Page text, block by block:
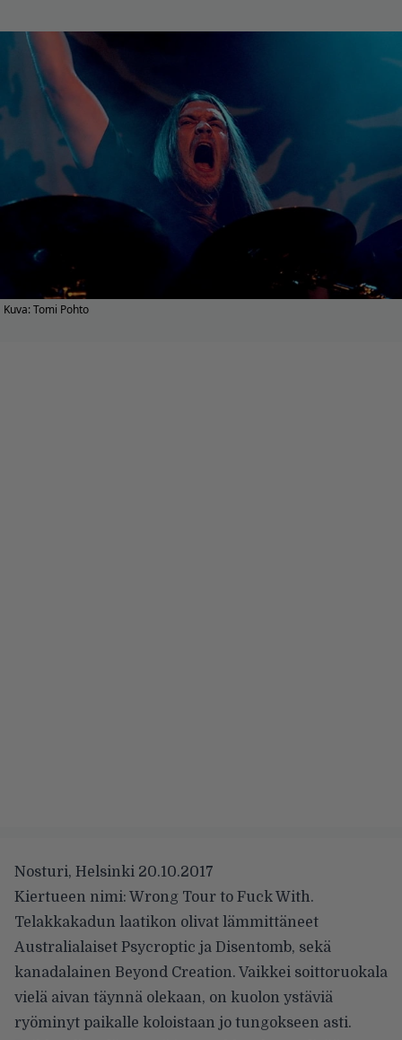
Kuva: Tomi Pohto
Nosturi, Helsinki 20.10.2017
Kiertueen nimi: Wrong Tour to Fuck With.
Telakkakadun laatikon olivat lämmittäneet
Australialaiset Psycroptic ja Disentomb, sekä
kanadalainen Beyond Creation. Vaikkei soittoruokala
vielä aivan täynnä olekaan, on kuolon ystäviä
ryöminyt paikalle koloistaan jo tungokseen asti.